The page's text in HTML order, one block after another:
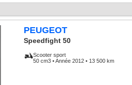
PEUGEOT
Speedfight 50
Scooter sport
50 cm3 • Année 2012 • 13 500 km